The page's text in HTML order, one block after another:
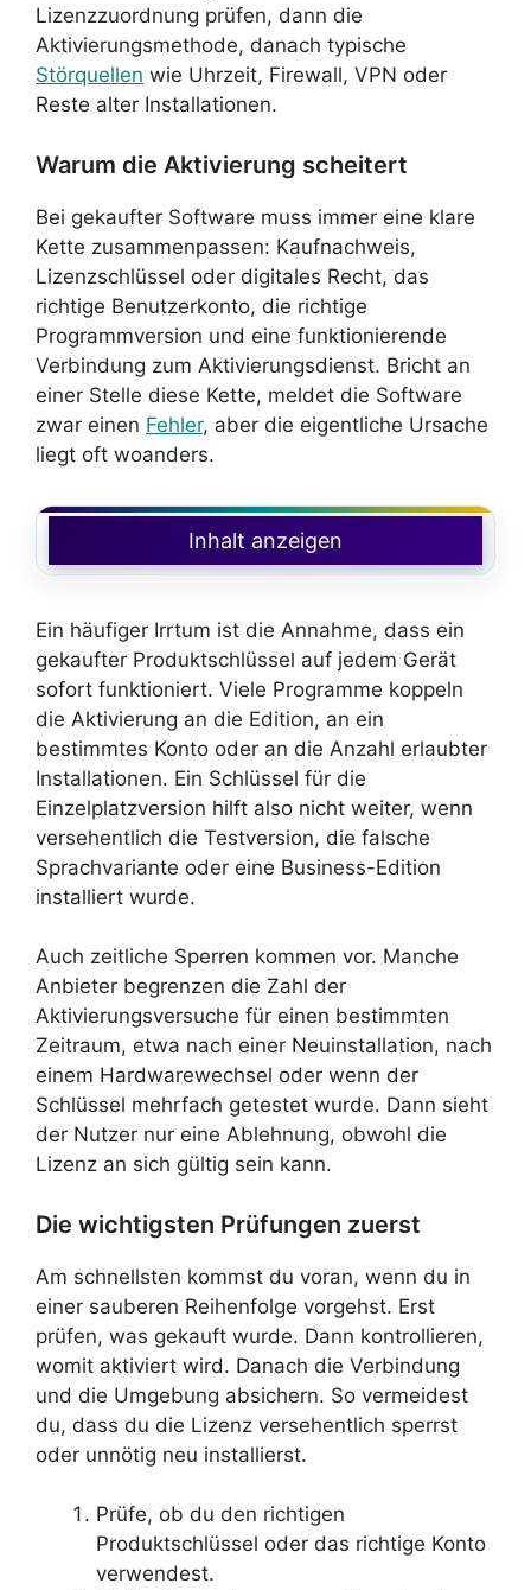
Lizenzzuordnung prüfen, dann die
Aktivierungsmethode, danach typische
Störquellen wie Uhrzeit, Firewall, VPN oder
Reste alter Installationen.
Warum die Aktivierung scheitert
Bei gekaufter Software muss immer eine klare
Kette zusammenpassen: Kaufnachweis,
Lizenzschlüssel oder digitales Recht, das
richtige Benutzerkonto, die richtige
Programmversion und eine funktionierende
Verbindung zum Aktivierungsdienst. Bricht an
einer Stelle diese Kette, meldet die Software
zwar einen Fehler, aber die eigentliche Ursache
liegt oft woanders.
Inhalt anzeigen
Ein häufiger Irrtum ist die Annahme, dass ein
gekaufter Produktschlüssel auf jedem Gerät
sofort funktioniert. Viele Programme koppeln
die Aktivierung an die Edition, an ein
bestimmtes Konto oder an die Anzahl erlaubter
Installationen. Ein Schlüssel für die
Einzelplatzversion hilft also nicht weiter, wenn
versehentlich die Testversion, die falsche
Sprachvariante oder eine Business-Edition
installiert wurde.
Auch zeitliche Sperren kommen vor. Manche
Anbieter begrenzen die Zahl der
Aktivierungsversuche für einen bestimmten
Zeitraum, etwa nach einer Neuinstallation, nach
einem Hardwarewechsel oder wenn der
Schlüssel mehrfach getestet wurde. Dann sieht
der Nutzer nur eine Ablehnung, obwohl die
Lizenz an sich gültig sein kann.
Die wichtigsten Prüfungen zuerst
Am schnellsten kommst du voran, wenn du in
einer sauberen Reihenfolge vorgehst. Erst
prüfen, was gekauft wurde. Dann kontrollieren,
womit aktiviert wird. Danach die Verbindung
und die Umgebung absichern. So vermeidest
du, dass du die Lizenz versehentlich sperrst
oder unnötig neu installierst.
Prüfe, ob du den richtigen
Produktschlüssel oder das richtige Konto
verwendest.